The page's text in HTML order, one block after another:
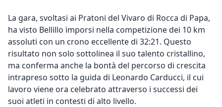
La gara, svoltasi ai Pratoni del Vivaro di Rocca di Papa,
ha visto Bellillo imporsi nella competizione dei 10 km
assoluti con un crono eccellente di 32:21. Questo
risultato non solo sottolinea il suo talento cristallino,
ma conferma anche la bontà del percorso di crescita
intrapreso sotto la guida di Leonardo Carducci, il cui
lavoro viene ora celebrato attraverso i successi dei
suoi atleti in contesti di alto livello.